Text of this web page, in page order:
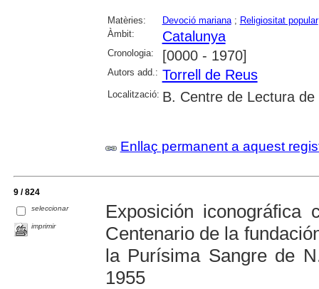
Matèries: Devoció mariana; Religiositat popular
Àmbit:
Catalunya
Cronologia: [0000 - 1970]
Autors add.: Torrell de Reus
Localització: B. Centre de Lectura de
Enllaç permanent a aquest
9 / 824
seleccionar
imprimir
Exposición iconográfica
Centenario de la
la Purísima Sangre de
1955